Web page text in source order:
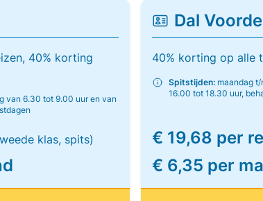
40% korting
van 6.30 tot 9.00 uur en van
klas, spits)
Dal
40% korting op alle
Spitstijden: maandag
16.00 tot 18.30 uur,
€ 19,68 per
€ 6,35 per